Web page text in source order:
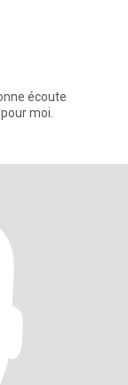
écoute
moi.